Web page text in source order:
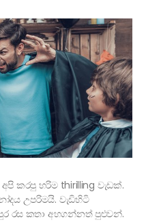
කරපු හරිම thirilling වැඩක්.
උපරිමයි. වැඩිහිටි
රස කතා අහගන්නත් පුළුවන්.